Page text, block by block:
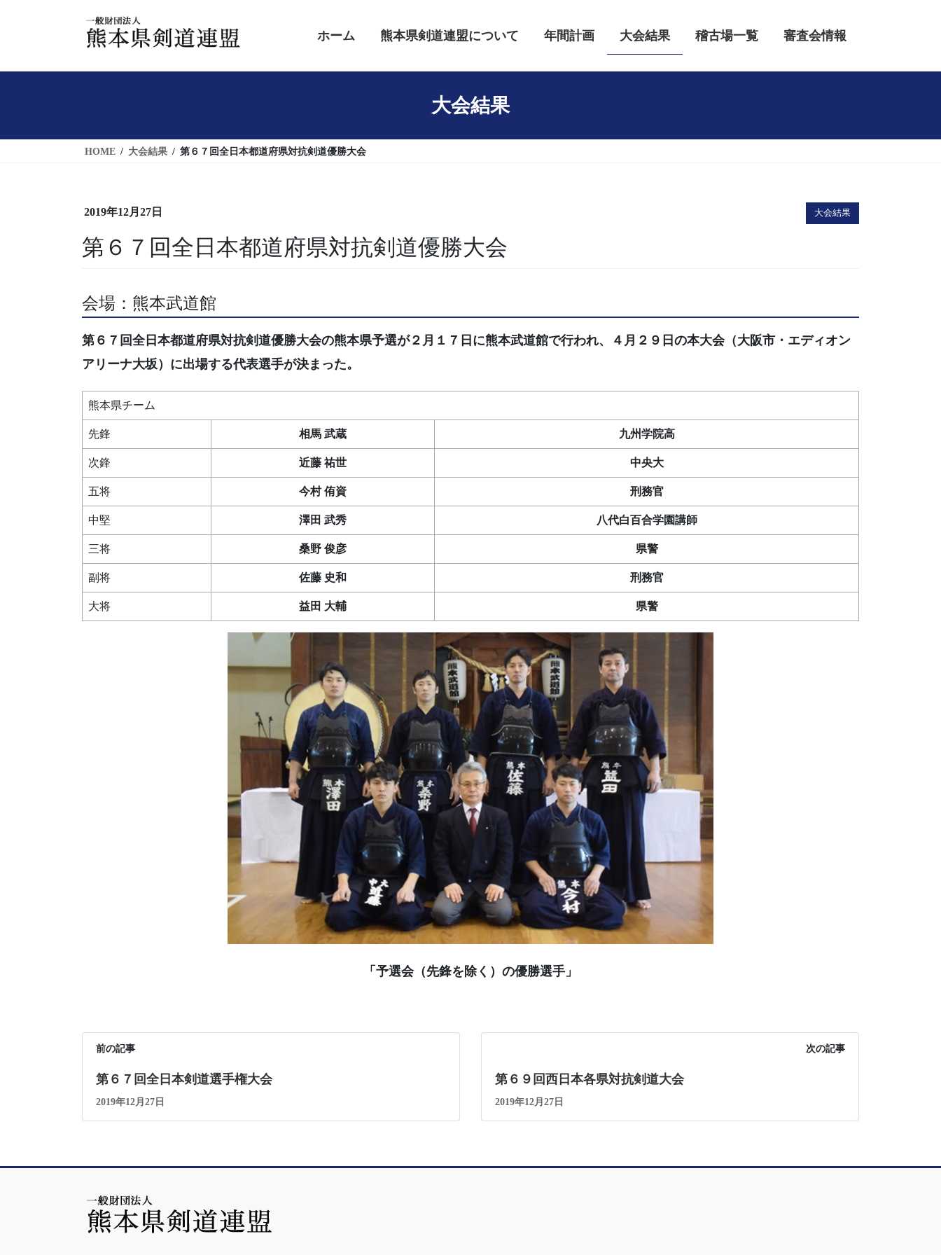
キ
に
ホーム 熊本県剣道連盟について 年間計画 大会結果 稽古場一覧 審査会情報
大会結果
HOME 大会結果 第６７回全日本都道府県対抗剣道優勝大会
2019年12月27日 大会結果
第６７回全日本都道府県対抗剣道優勝大会
会場：熊本武道館
第６７回全日本都道府県対抗剣道優勝大会の熊本県予選が２月１７日に熊本武道館で行われ、４月２９日の本大会（大阪市・エディオン
アリーナ大坂）に出場する代表選手が決まった。
熊本県チーム
先鋒 相馬 武蔵 九州学院高
次鋒 近藤 祐世 中央大
五将 今村 侑資 刑務官
中堅 澤田 武秀 八代白百合学園講師
三将 桑野 俊彦 県警
副将 佐藤 史和 刑務官
大将 益田 大輔 県警
「予選会（先鋒を除く）の優勝選手」
前の記事
第６７回全日本剣道選手権大会
2019年12月27日
次の記事
第６９回西日本各県対抗剣道大会
2019年12月27日